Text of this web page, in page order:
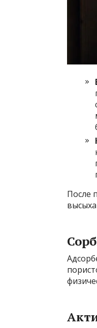
После